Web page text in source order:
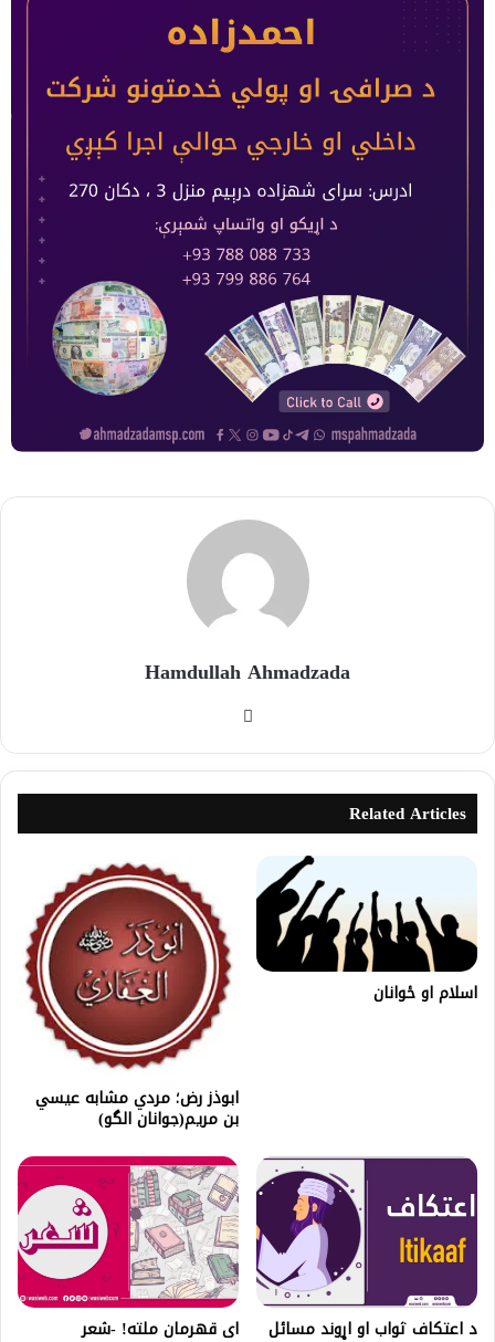
Hamdullah Ahmadzada
Related Articles
اسلام او ځوانان
ابوذز رض؛ مردي مشابه عيسي
بن مريم(جوانان الگو)
د اعتکاف ثواب او اړوند مسائل ای قهرمان ملته! -شعر